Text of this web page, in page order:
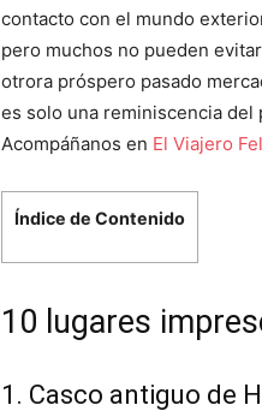
contacto con el mundo
pero muchos no pueden
otrora próspero pasado
es solo una reminiscencia del
Acompáñanos en El Viajero
Índice de Contenido
10 lugares
1. Casco antiguo de